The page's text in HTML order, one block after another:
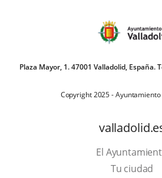
Plaza Mayor, 1. 47001 Valladolid, España.
Copyright 2025 -
El
Tu ciudad